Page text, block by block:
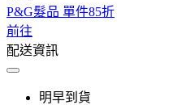
P&G髮品 單件85折
前往
配送資訊
明早到貨